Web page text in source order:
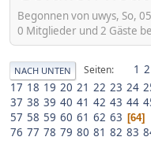
Begonnen von uwys, So,
0 Mitglieder und 2 Gäste
NACH UNTEN Seiten 1 2
17 18 19 20 21 22 23 24
37 38 39 40 41 42 43 44
57 58 59 60 61 62 63 64
76 77 78 79 80 81 82 83